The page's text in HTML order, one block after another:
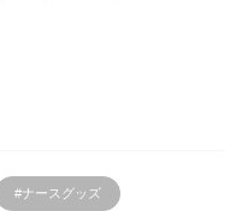
#ナースグッズ